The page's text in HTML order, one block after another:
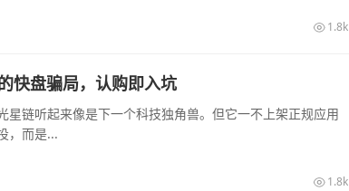
1.8k
快盘骗局，认购即入坑
链听起来像是下一个科技独角兽。但它一不上架正规应用
，而是...
1.8k